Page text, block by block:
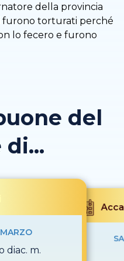
della provincia
furono torturati perché
lo fecero e furono
del
di...
diac. m.